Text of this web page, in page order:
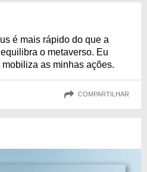
é mais rápido do que a
o metaverso. Eu
as minhas ações.
COMPARTILHAR